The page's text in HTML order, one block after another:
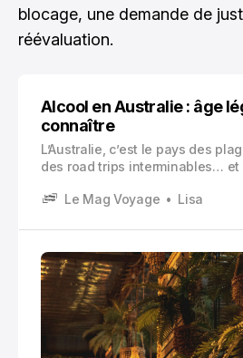
blocage, une demande de
réévaluation.
Alcool en Australie : âge
connaître
L’Australie, c’est le pays des
des road trips interminables… et
présente.
Le Mag Voyage Lisa